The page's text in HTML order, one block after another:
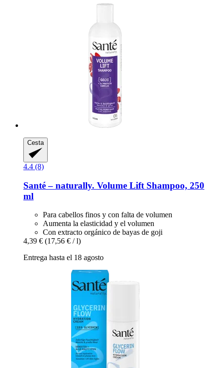
Cesta
4.4 (8)
Santé – naturally. Volume Lift Shampoo, 250
ml
Para cabellos finos y con falta de volumen
Aumenta la elasticidad y el volumen
Con extracto orgánico de bayas de goji
4,39 € (17,56 € / l)
Entrega hasta el 18 agosto